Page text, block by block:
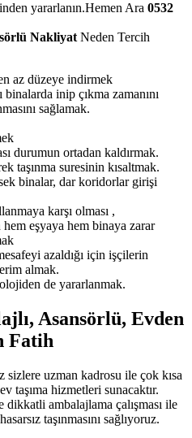
yararlanın.Hemen Ara 0532
Nakliyat Neden Tercih
az düzeye indirmek
inip çıkma zamanını
sağlamak.
durumun ortadan kaldırmak.
taşınma suresinin kısaltmak.
binalar, dar koridorlar girişi
karşı olması ,
hem eşyaya hem binaya zarar
azaldığı için işçilerin
almak.
de yararlanmak.
Asansörlü, Evden
Fatih
sizlere uzman kadrosu ile çok kısa
taşıma hizmetleri sunacaktır.
dikkatli ambalajlama çalışması ile
taşınmasını sağlıyoruz.